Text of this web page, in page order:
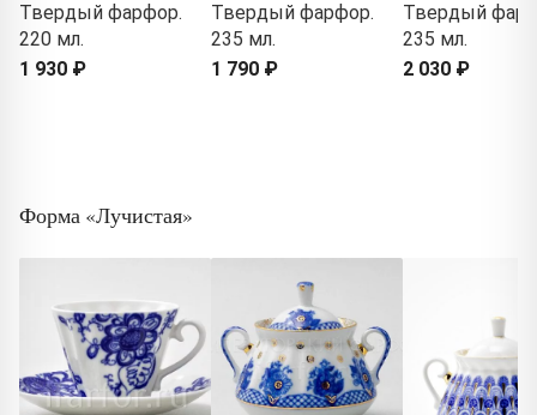
Твердый фарфор.
220 мл.
1 930 ₽
Твердый фарфор.
235 мл.
1 790 ₽
Твердый
235 мл.
2 030 ₽
Форма «Лучистая»